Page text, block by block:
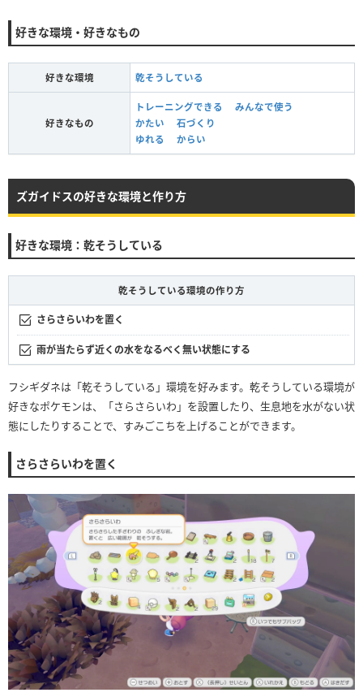
好きな環境・好きなもの
好きな環境 乾そうしている
好きなもの
トレーニングできる
みんなで使う
かたい
石づくり
ゆれる
からい
ズガイドスの好きな環境と作り方
好きな環境：乾そうしている
乾そうしている環境の作り方
さらさらいわを置く
雨が当たらず近くの水をなるべく無い状態にする
フシギダネは「乾そうしている」環境を好みます。乾そうしている環境が
好きなポケモンは、「さらさらいわ」を設置したり、生息地を水がない状
態にしたりすることで、すみごこちを上げることができます。
さらさらいわを置く